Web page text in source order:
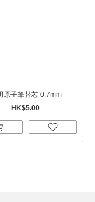
透明原子筆替芯 0.7mm
HK$5.00